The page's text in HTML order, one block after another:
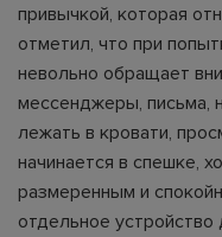
привычкой, которая
отметил, что при
невольно обращает
мессенджеры, письма,
лежать в кровати,
начинается в спешке,
размеренным и
отдельное